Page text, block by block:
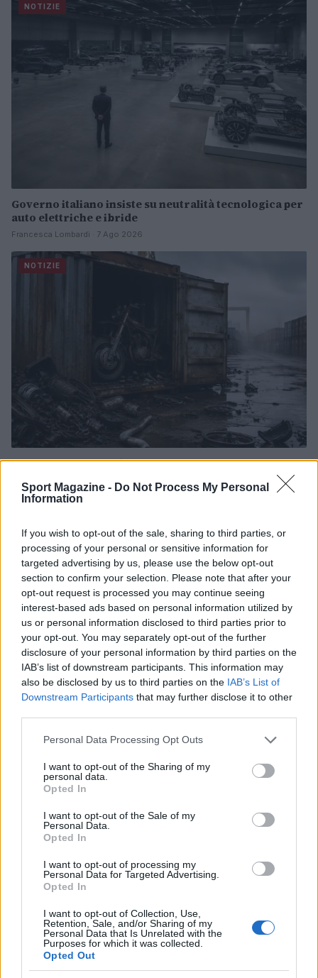
Sport Magazine - Do Not Process My Personal
Information
If you wish to opt-out of the sale, sharing to third parties, or
processing of your personal or sensitive information for
targeted advertising by us, please use the below opt-out
section to confirm your selection. Please note that after your
opt-out request is processed you may continue seeing
interest-based ads based on personal information utilized by
us or personal information disclosed to third parties prior to
your opt-out. You may separately opt-out of the further
disclosure of your personal information by third parties on the
IAB’s list of downstream participants. This information may
also be disclosed by us to third parties on the IAB’s List of
Downstream Participants that may further disclose it to other
Please note that this website/app uses one or more Google
not limited to your visit or usage behaviour. You may click to
grant or deny consent to Google and its third-party tags to
use your data for below specified purposes in below Google
consent section.
Personal Data Processing Opt Outs
I want to opt-out of the Sharing of my
personal data.
Opted In
I want to opt-out of the Sale of my
Personal Data.
Opted In
I want to opt-out of processing my
Personal Data for Targeted Advertising.
Opted In
I want to opt-out of Collection, Use,
Retention, Sale, and/or Sharing of my
Personal Data that Is Unrelated with the
Purposes for which it was collected.
Opted Out
NOTIZIE
Governo italiano insiste su neutralità tecnologica per
auto elettriche e ibride
Francesca Lombardi · 7 Ago 2026
NOTIZIE
Scoperte carcasse di moto e motori in container
Ilaria Mauri · 4 Ago 2026
Nuova Zelanda: ondata di freddo eccezionale porta
neve a bassa quota
PIÙ LETTI
XPENG Partner del Teatro del Silenzio 2026: Veicoli
Rilancio degli impianti sciistici in Val Vigezzo, Val
Scoperte carcasse di moto e motori in container
destinati al Senegal
4